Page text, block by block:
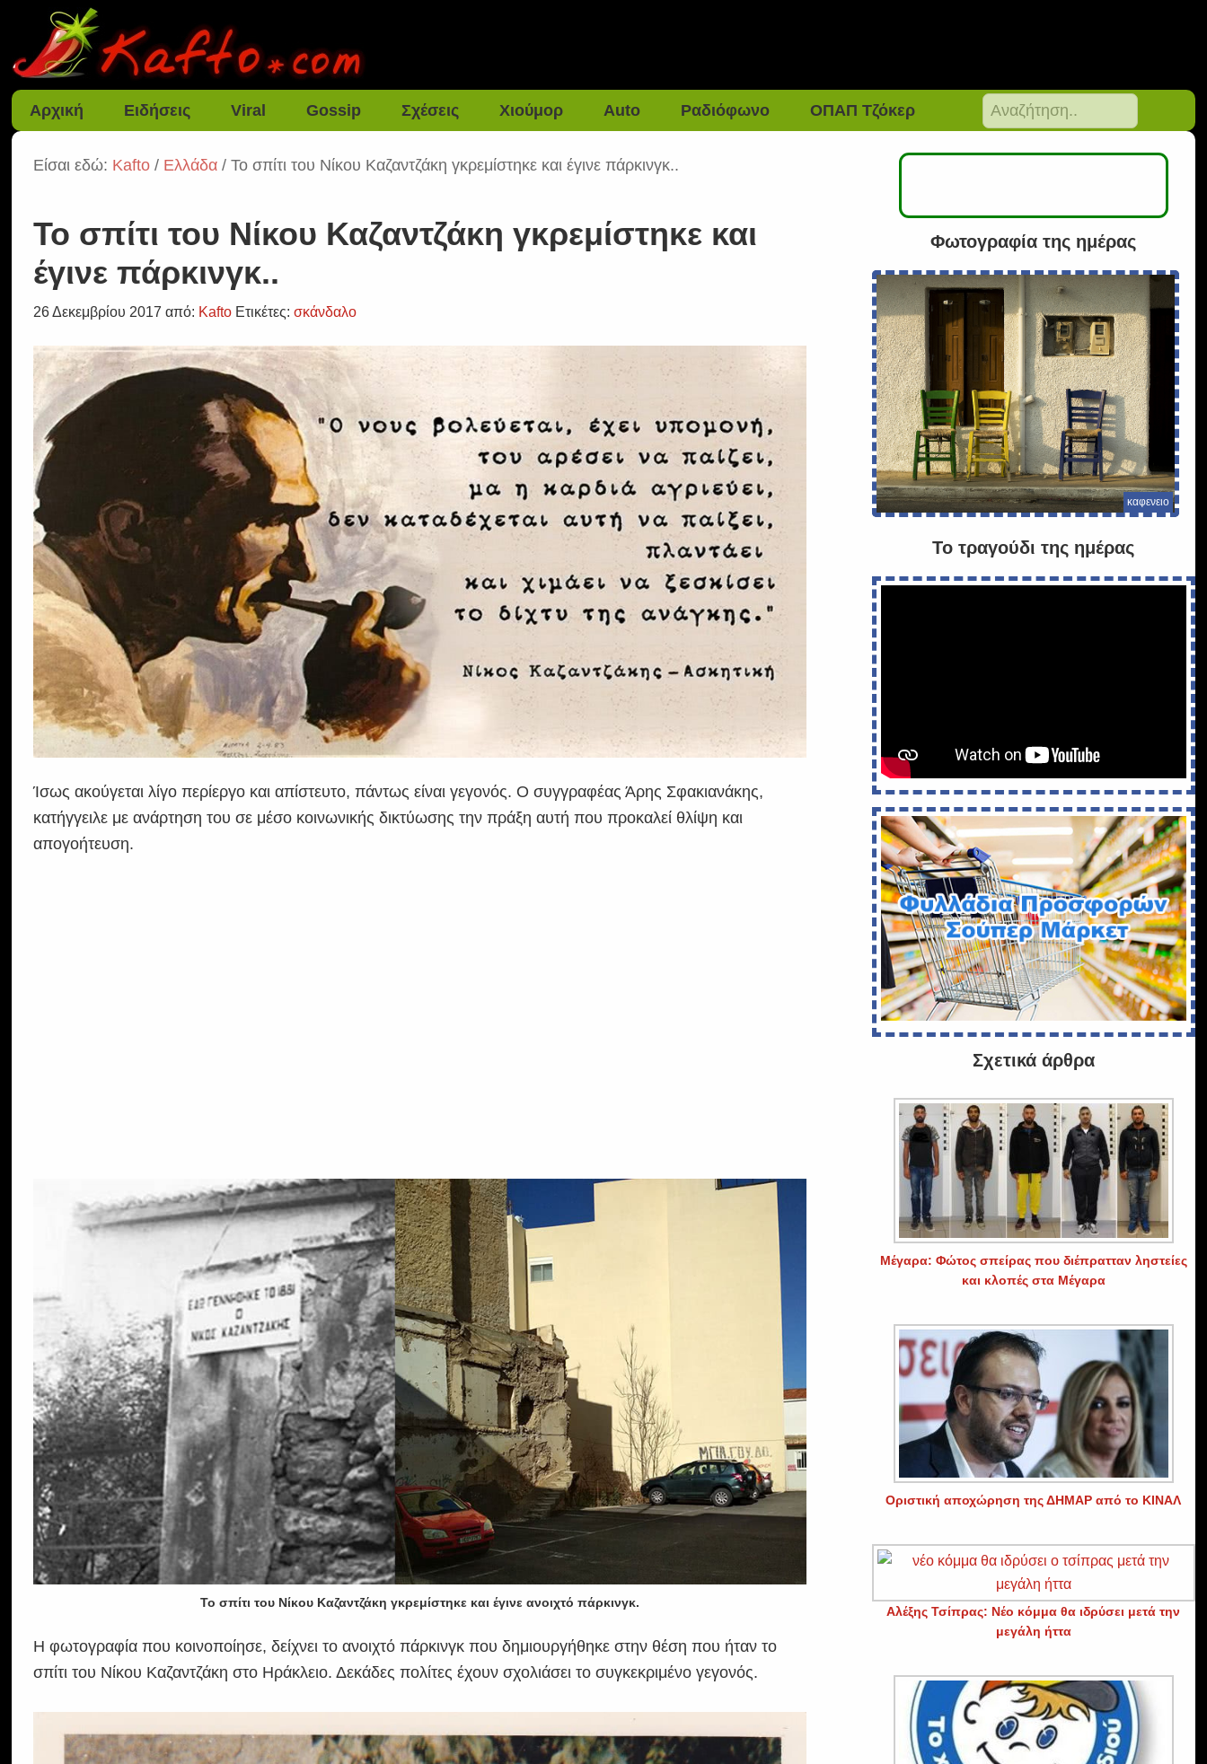
Αρχική Ειδήσεις Viral Gossip Σχέσεις Χιούμορ Auto Ραδιόφωνο ΟΠΑΠ Τζόκερ
Είσαι εδώ: Kafto / Ελλάδα / Το σπίτι του Νίκου Καζαντζάκη γκρεμίστηκε και έγινε πάρκινγκ..
Το σπίτι του Νίκου Καζαντζάκη γκρεμίστηκε και
έγινε πάρκινγκ..
26 Δεκεμβρίου 2017 από: Kafto Ετικέτες:σκάνδαλο
Ίσως ακούγεται λίγο περίεργο και απίστευτο, πάντως είναι γεγονός. Ο συγγραφέας Άρης Σφακιανάκης,
κατήγγειλε με ανάρτηση του σε μέσο κοινωνικής δικτύωσης την πράξη αυτή που προκαλεί θλίψη και
απογοήτευση.
Το σπίτι του Νίκου Καζαντζάκη γκρεμίστηκε και έγινε ανοιχτό πάρκινγκ.
Η φωτογραφία που κοινοποίησε, δείχνει το ανοιχτό πάρκινγκ που δημιουργήθηκε στην θέση που ήταν το
σπίτι του Νίκου Καζαντζάκη στο Ηράκλειο. Δεκάδες πολίτες έχουν σχολιάσει το συγκεκριμένο γεγονός.
Φωτογραφία της ημέρας
καφενειο
Το τραγούδι της ημέρας
Σχετικά άρθρα
Μέγαρα: Φώτος σπείρας που διέπρατταν ληστείες
και κλοπές στα Μέγαρα
Οριστική αποχώρηση της ΔΗΜΑΡ από το ΚΙΝΑΛ
Αλέξης Τσίπρας: Νέο κόμμα θα ιδρύσει μετά την
μεγάλη ήττα